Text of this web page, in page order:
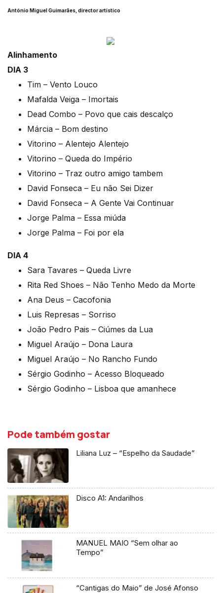
António Miguel Guimarães, director artístico
Alinhamento
DIA 3
Tim – Vento Louco
Mafalda Veiga – Imortais
Dead Combo – Povo que cais descalço
Márcia – Bom destino
Vitorino – Alentejo Alentejo
Vitorino – Queda do Império
Vitorino – Traz outro amigo tambem
David Fonseca – Eu não Sei Dizer
David Fonseca – A Gente Vai Continuar
Jorge Palma – Essa miúda
Jorge Palma – Foi por ela
DIA 4
Sara Tavares – Queda Livre
Rita Red Shoes – Não Tenho Medo da Morte
Ana Deus – Cacofonia
Luis Represas – Sorriso
João Pedro Pais – Ciúmes da Lua
Miguel Araújo – Dona Laura
Miguel Araújo – No Rancho Fundo
Sérgio Godinho – Acesso Bloqueado
Sérgio Godinho – Lisboa que amanhece
Pode também gostar
Liliana Luz – “Espelho da Saudade”
Disco A1: Andarilhos
MANUEL MAIO “Sem olhar ao
Tempo”
“Cantigas do Maio” de José Afonso